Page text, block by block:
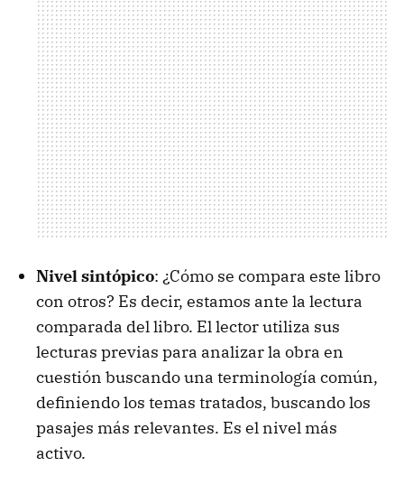
Nivel sintópico: ¿Cómo se compara este libro
con otros? Es decir, estamos ante la lectura
comparada del libro. El lector utiliza sus
lecturas previas para analizar la obra en
cuestión buscando una terminología común,
definiendo los temas tratados, buscando los
pasajes más relevantes. Es el nivel más
activo.